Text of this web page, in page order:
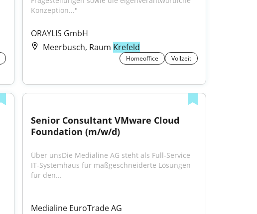
Konzeption..."
ORAYLIS GmbH
Meerbusch, Raum Krefeld
Homeoffice Vollzeit
Senior Consultant VMware Cloud
Foundation (m/w/d)
Über unsDie Medialine AG steht als Full-Service
IT-Systemhaus für maßgeschneiderte Lösungen
für den...
Medialine EuroTrade AG